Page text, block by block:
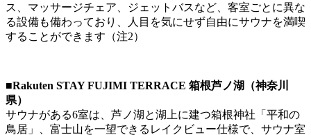
ス、マッサージチェア、ジェットバスなど、客室ごとに異な
る設備も備わっており、人目を気にせず自由にサウナを満喫
することができます（注2）
■Rakuten STAY FUJIMI TERRACE 箱根芦ノ湖（神奈川
県）
サウナがある6室は、芦ノ湖と湖上に建つ箱根神社「平和の
鳥居」、富士山を一望できるレイクビュー仕様で、サウナ室